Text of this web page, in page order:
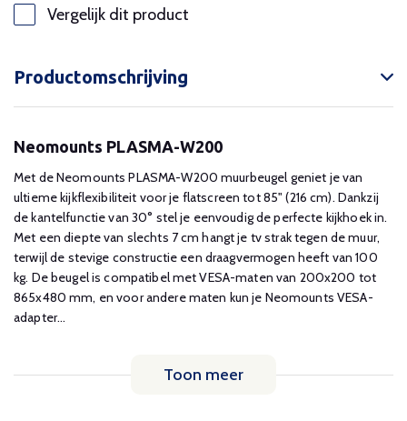
Vergelijk dit product
Productomschrijving
Neomounts PLASMA-W200
Met de Neomounts PLASMA-W200 muurbeugel geniet je van
ultieme kijkflexibiliteit voor je flatscreen tot 85" (216 cm). Dankzij
de kantelfunctie van 30° stel je eenvoudig de perfecte kijkhoek in.
Met een diepte van slechts 7 cm hangt je tv strak tegen de muur,
terwijl de stevige constructie een draagvermogen heeft van 100
kg. De beugel is compatibel met VESA-maten van 200x200 tot
865x480 mm, en voor andere maten kun je Neomounts VESA-
adapter...
Toon meer